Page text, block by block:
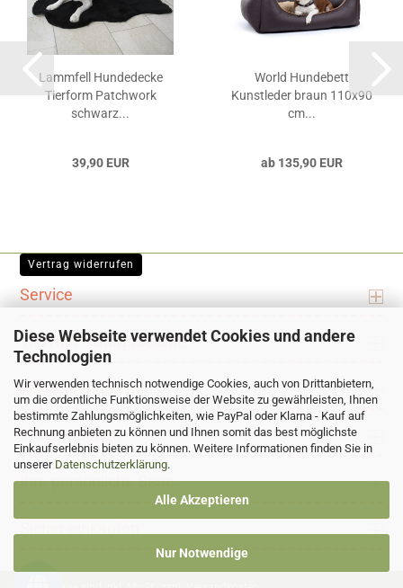
Diese Webseite verwendet Cookies und andere
Technologien
Wir verwenden technisch notwendige Cookies, auch von Drittanbietern,
um die ordentliche Funktionsweise der Website zu gewährleisten, Ihnen
bestimmte Zahlungsmöglichkeiten, wie PayPal oder Klarna - Kauf auf
Rechnung anbieten zu können und Ihnen somit das best möglichste
Einkaufserlebnis bieten zu können. Weitere Informationen finden Sie in
unserer Datenschutzerklärung.
Alle Akzeptieren
Nur Notwendige
Lammfell Hundedecke
Tierform Patchwork
schwarz...
39,90 EUR
World Hundebett
Kunstleder braun 110x90
cm...
ab 135,90 EUR
Vertrag widerrufen
Service
Tiervital-Naturprodukte
Wir versenden mit:
Informationen
Ihre persönliche Seite